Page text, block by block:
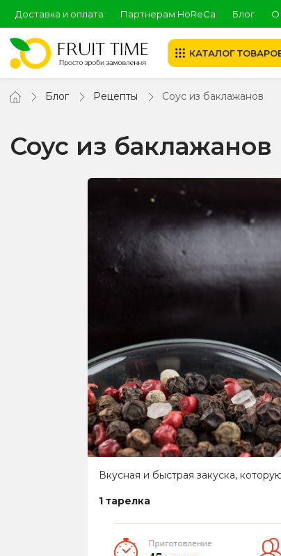
Доставка и оплата Партнерам HoReCa Блог О
КАТАЛОГ
Блог Рецепты Соус из баклажанов
Соус из баклажанов
Вкусная и быстрая закуска,
1 тарелка